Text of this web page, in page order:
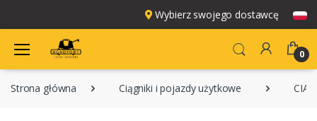
Wybierz swojego dostawcę
0
Strona główna Ciągniki i pojazdy użytkowe